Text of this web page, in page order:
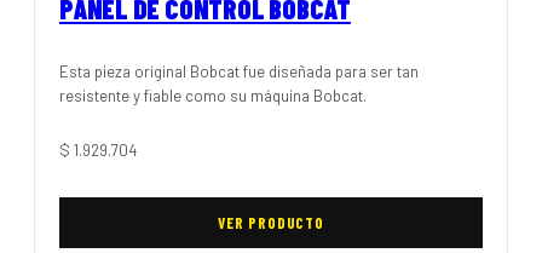
PANEL DE CONTROL BOBCAT
Esta pieza original Bobcat fue diseñada para ser tan
resistente y fiable como su máquina Bobcat.
$ 1.929.704
VER PRODUCTO